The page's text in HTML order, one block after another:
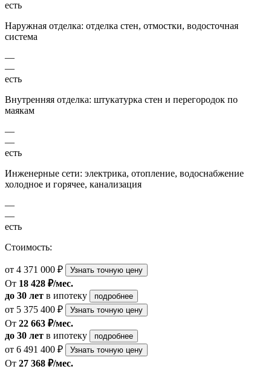
есть
Наружная отделка: отделка стен, отмостки, водосточная
система
—
—
есть
Внутренняя отделка: штукатурка стен и перегородок по
маякам
—
—
есть
Инженерные сети: электрика, отопление, водоснабжение
холодное и горячее, канализация
—
—
есть
Стоимость:
от 4 371 000 ₽ Узнать точную цену
От 18 428 ₽/мес.
до 30 лет в ипотеку подробнее
от 5 375 400 ₽ Узнать точную цену
От 22 663 ₽/мес.
до 30 лет в ипотеку подробнее
от 6 491 400 ₽ Узнать точную цену
От 27 368 ₽/мес.